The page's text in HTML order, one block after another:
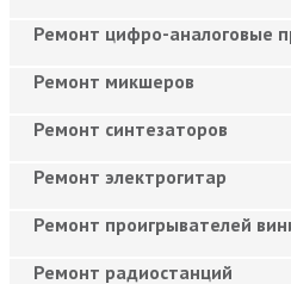
Ремонт цифро-аналоговые
Ремонт микшеров
Ремонт синтезаторов
Ремонт электрогитар
Ремонт проигрывателей
Ремонт радиостанций